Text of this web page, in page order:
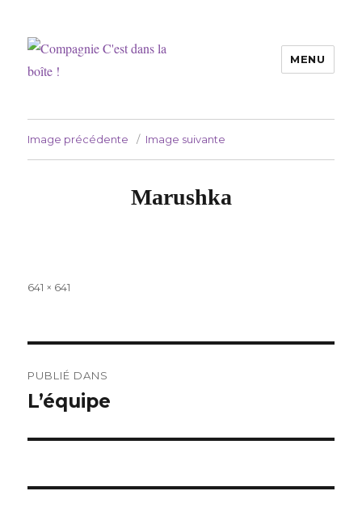
MENU
Image précédente Image suivante
Marushka
Taille
641 × 641
de
PUBLIÉ DANS
L’équipe